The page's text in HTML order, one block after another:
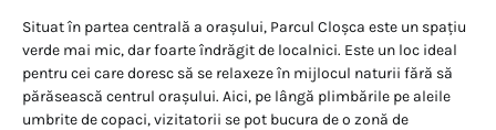
Situat în partea centrală a orașului, Parcul Cloșca este un spațiu
verde mai mic, dar foarte îndrăgit de localnici. Este un loc ideal
pentru cei care doresc să se relaxeze în mijlocul naturii fără să
părăsească centrul orașului. Aici, pe lângă plimbările pe aleile
umbrite de copaci, vizitatorii se pot bucura de o zonă de